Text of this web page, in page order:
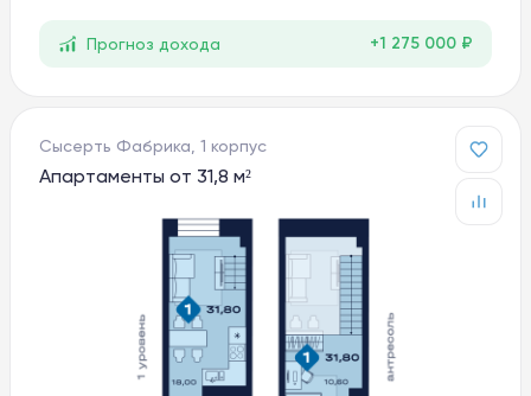
Прогноз дохода +1 275 000 ₽
Сысерть Фабрика, 1 корпус
Апартаменты от 31,8 м²